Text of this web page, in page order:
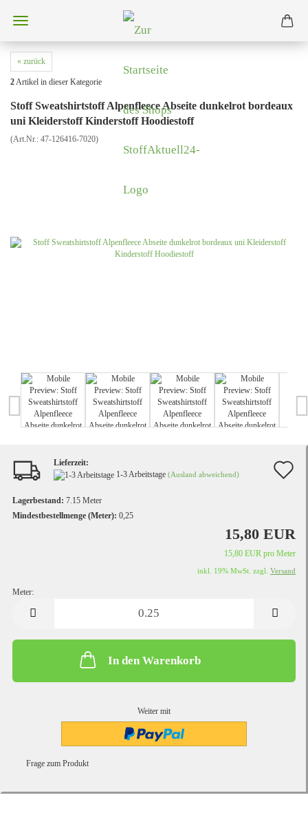
« zurück
2Artikel in dieser Kategorie
Stoff Sweatshirtstoff Alpenfleece Abseite dunkelrot bordeaux
uni Kleiderstoff Kinderstoff Hoodiestoff
(Art.Nr.: 47-126416-7020)
Lieferzeit:
1-3 Arbeitstage (Ausland abweichend)
Lagerbestand: 7.15 Meter
Mindestbestellmenge (Meter): 0,25
15,80 EUR
15,80 EUR pro Meter
inkl. 19% MwSt. zzgl. Versand
Meter:
In den Warenkorb
Weiter mit
Frage zum Produkt